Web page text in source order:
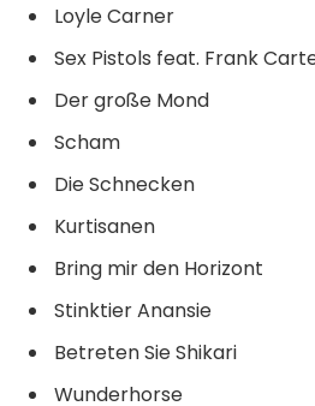
Loyle Carner
Sex Pistols feat. Frank
Der große Mond
Scham
Die Schnecken
Kurtisanen
Bring mir den Horizont
Stinktier Anansie
Betreten Sie Shikari
Wunderhorse